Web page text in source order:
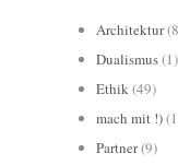
Architektur
Dualismus(1)
Ethik(49)
mach mit !)
Partner(9)